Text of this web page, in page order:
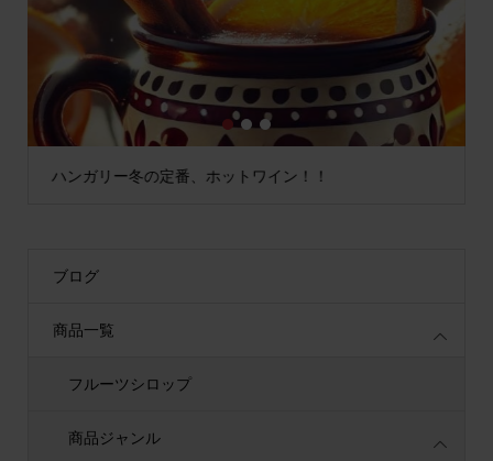
ハンガリー冬の定番、ホットワイン！！
1 2 3
ブログ
商品一覧
フルーツシロップ
商品ジャンル